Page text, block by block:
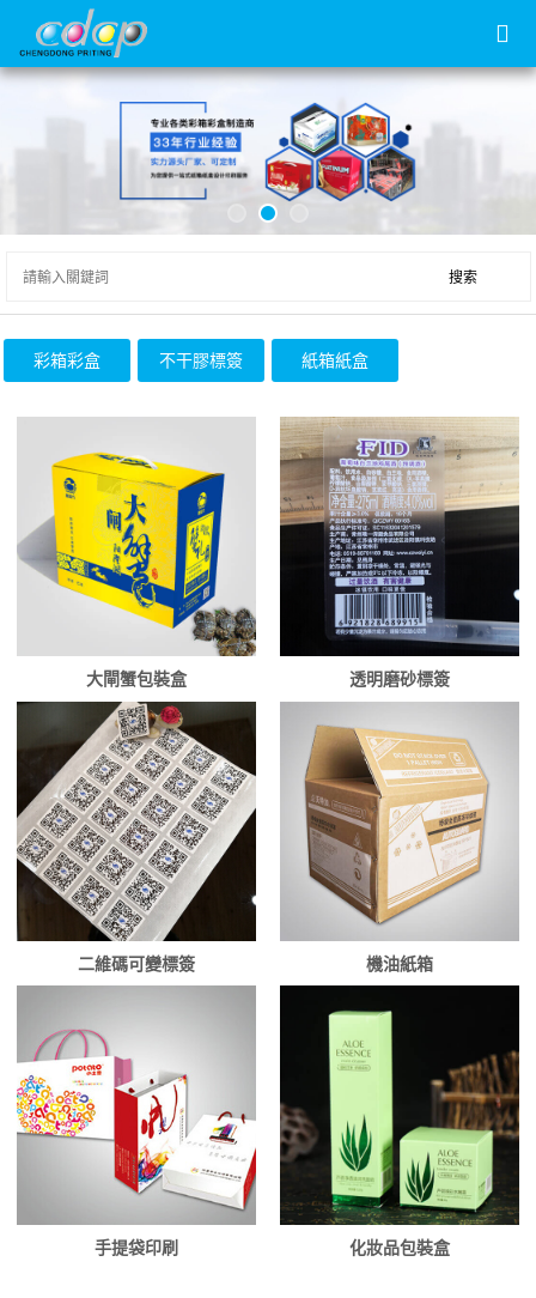
彩箱彩盒 不干膠標簽 紙箱紙盒
大閘蟹包裝盒 透明磨砂標簽
二維碼可變標簽 機油紙箱
手提袋印刷 化妝品包裝盒